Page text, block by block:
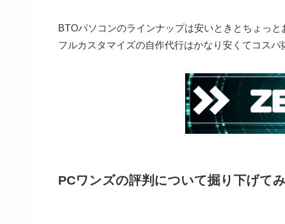
BTOパソコンのラインナップは安いときとちょっ
フルカスタマイズの自作代行はかなり安くてコスパ
PCワンズの評判について掘り下げて